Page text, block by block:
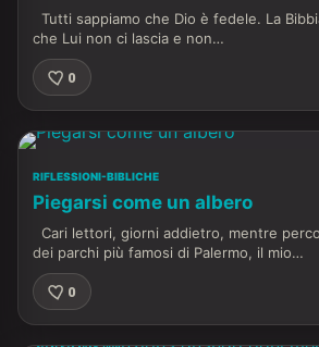
Tutti sappiamo che Dio è fedele. La
che Lui non ci lascia e non…
0
RIFLESSIONI-BIBLICHE
Piegarsi come un albero
Cari lettori, giorni addietro, mentre
dei parchi più famosi di Palermo, il mio…
0